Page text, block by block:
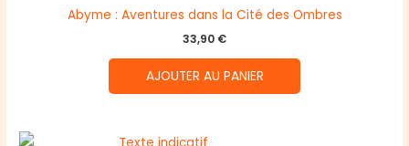
Abyme : Aventures dans la Cité des Ombres
33,90 €
AJOUTER AU PANIER